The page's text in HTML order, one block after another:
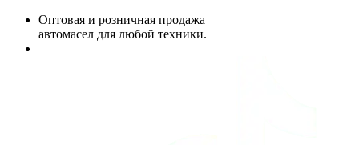
Оптовая и розничная продажа
автомасел для любой техники.